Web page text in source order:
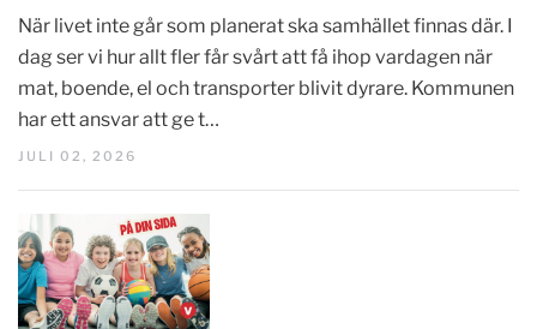
När livet inte går som planerat ska samhället finnas där. I
dag ser vi hur allt fler får svårt att få ihop vardagen när
mat, boende, el och transporter blivit dyrare. Kommunen
har ett ansvar att ge t…
JULI 02, 2026